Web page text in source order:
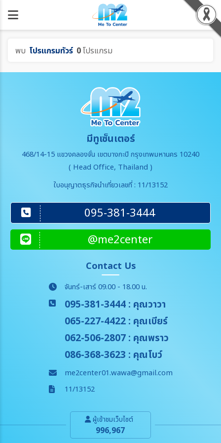
พบ โปรแกรมทัวร์ 0โปรแกรม
มีทูเซ็นเตอร์
468/14-15 แขวงคลองจั่น เขตบางกะปิ กรุงเทพมหานคร 10240
( Head Office, Thailand )
ใบอนุญาตธุรกิจนำเที่ยวเลขที่ : 11/13152
095-381-3444
@me2center
Contact Us
จันทร์-เสาร์ 09.00 - 18.00 น.
095-381-3444 : คุณวาวา
065-227-4422: คุณเบียร์
062-506-2807: คุณพราว
086-368-3623 : คุณโบว์
me2center01.wawa@gmail.com
11/13152
ผู้เข้าชมเว็บไซต์
996,967